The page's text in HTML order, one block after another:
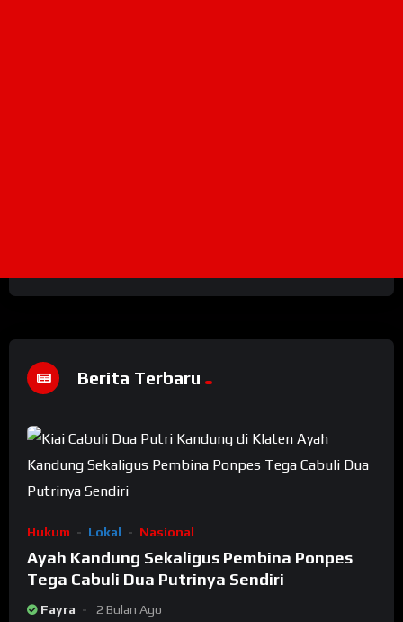
Berita Terbaru
Hukum Lokal Nasional
Ayah Kandung Sekaligus Pembina Ponpes
Tega Cabuli Dua Putrinya Sendiri
Fayra 2 Bulan Ago